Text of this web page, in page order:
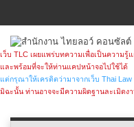
เว็บ TLC เผยแพร่บทความเพื่อเป็นความรู้
และพร้อมที่จะให้ท่านแคปหน้าจอไปใช้ได้
แต่กรุณาให้เครดิตว่ามาจากเว็บ Thai Law
มิฉะนั้น ท่านอาจจะมีความผิดฐานละเมิด